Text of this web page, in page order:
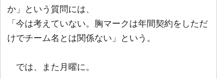
か」という質問には、
「今は考えていない。胸マークは年間契約をしただ
けでチーム名とは関係ない」という。
では、また月曜に。